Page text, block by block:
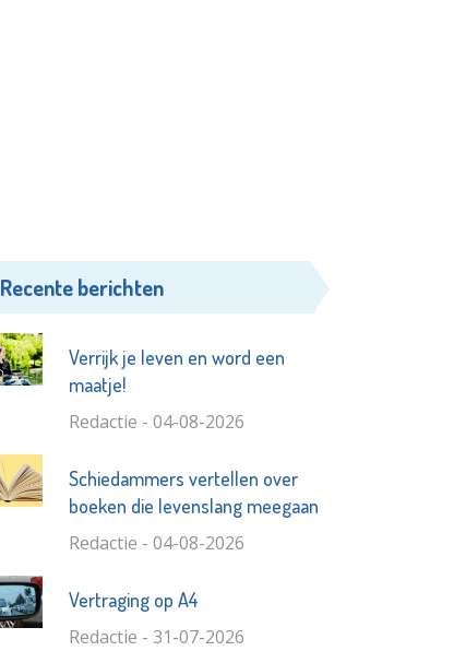
Recente berichten
Verrijk je leven en word een
maatje!
Redactie - 04-08-2026
Schiedammers vertellen over
boeken die levenslang meegaan
Redactie - 04-08-2026
Vertraging op A4
Redactie - 31-07-2026